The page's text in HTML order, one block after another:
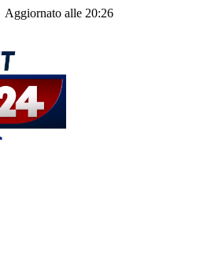
Aggiornato alle 20:26